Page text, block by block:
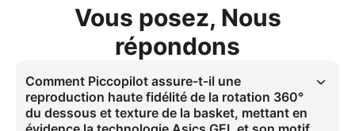
Vous posez, Nous
répondons
Comment Piccopilot assure-t-il une
reproduction haute fidélité de la rotation 360°
du dessous et texture de la basket, mettant en